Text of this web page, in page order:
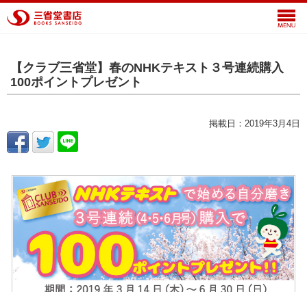
【クラブ三省堂】春のNHKテキスト３号連続購入
100ポイントプレゼント
掲載日：2019年3月4日